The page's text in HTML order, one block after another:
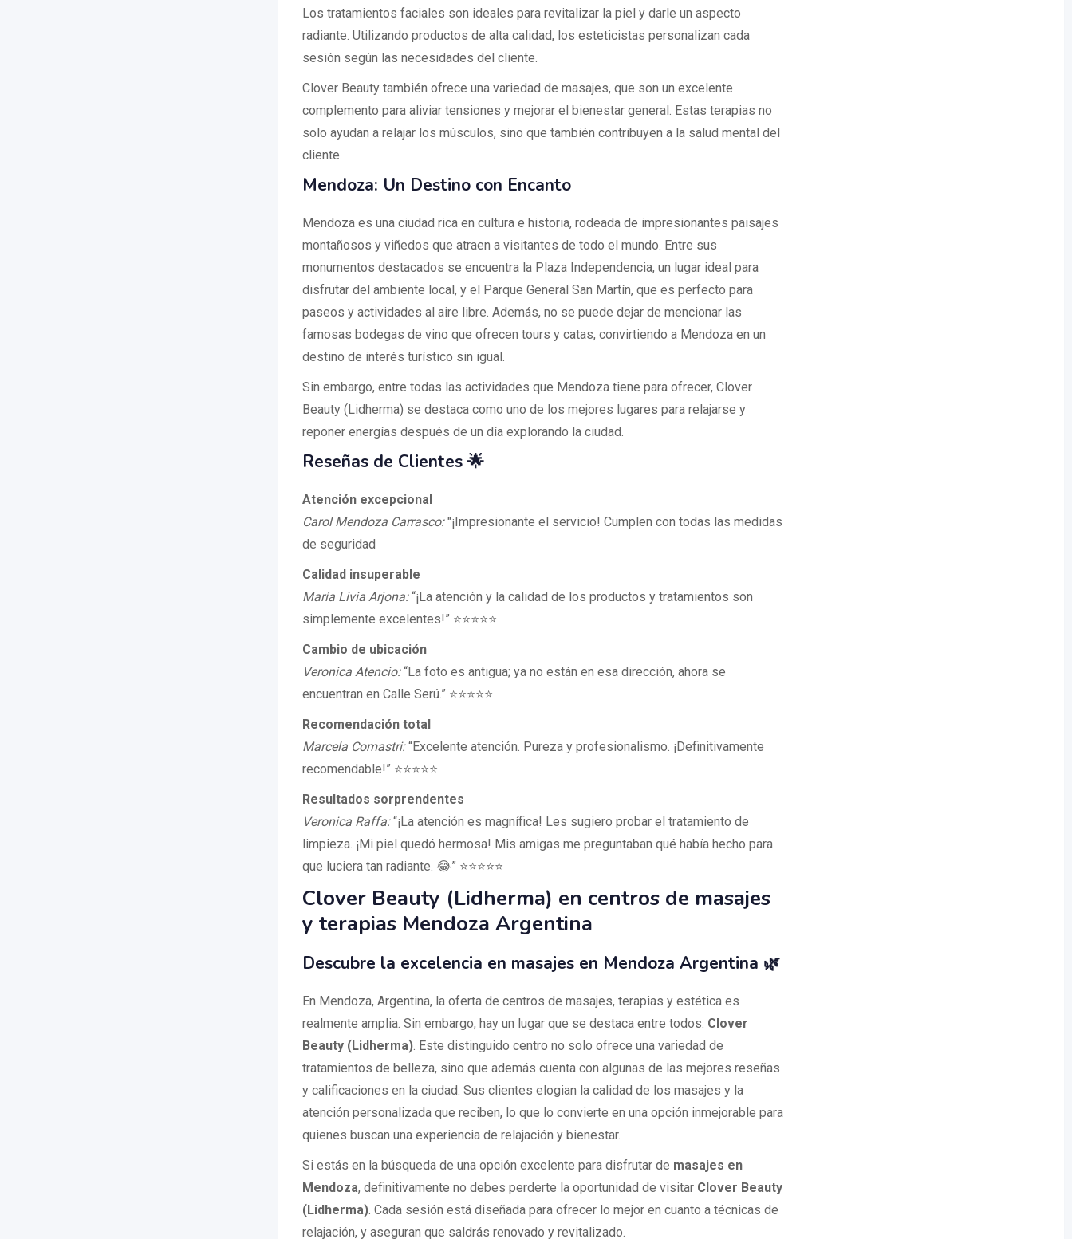
Los tratamientos faciales son ideales para revitalizar la piel y darle un aspecto
radiante. Utilizando productos de alta calidad, los esteticistas personalizan cada
sesión según las necesidades del cliente.
Clover Beauty también ofrece una variedad de masajes, que son un excelente
complemento para aliviar tensiones y mejorar el bienestar general. Estas terapias no
solo ayudan a relajar los músculos, sino que también contribuyen a la salud mental del
cliente.
Mendoza: Un Destino con Encanto
Mendoza es una ciudad rica en cultura e historia, rodeada de impresionantes paisajes
montañosos y viñedos que atraen a visitantes de todo el mundo. Entre sus
monumentos destacados se encuentra la Plaza Independencia, un lugar ideal para
disfrutar del ambiente local, y el Parque General San Martín, que es perfecto para
paseos y actividades al aire libre. Además, no se puede dejar de mencionar las
famosas bodegas de vino que ofrecen tours y catas, convirtiendo a Mendoza en un
destino de interés turístico sin igual.
Sin embargo, entre todas las actividades que Mendoza tiene para ofrecer, Clover
Beauty (Lidherma) se destaca como uno de los mejores lugares para relajarse y
reponer energías después de un día explorando la ciudad.
Reseñas de Clientes 🌟
Atención excepcional
Carol Mendoza Carrasco:"¡Impresionante el servicio! Cumplen con todas las medidas
de seguridad
Calidad insuperable
María Livia Arjona:“¡La atención y la calidad de los productos y tratamientos son
simplemente excelentes!” ⭐⭐⭐⭐⭐
Cambio de ubicación
Veronica Atencio:“La foto es antigua; ya no están en esa dirección, ahora se
encuentran en Calle Serú.” ⭐⭐⭐⭐⭐
Recomendación total
Marcela Comastri:“Excelente atención. Pureza y profesionalismo. ¡Definitivamente
recomendable!” ⭐⭐⭐⭐⭐
Resultados sorprendentes
Veronica Raffa:“¡La atención es magnífica! Les sugiero probar el tratamiento de
limpieza. ¡Mi piel quedó hermosa! Mis amigas me preguntaban qué había hecho para
que luciera tan radiante. 😂” ⭐⭐⭐⭐⭐
Clover Beauty (Lidherma) en centros de masajes
y terapias Mendoza Argentina
Descubre la excelencia en masajes en Mendoza Argentina 🌿
En Mendoza, Argentina, la oferta de centros de masajes, terapias y estética es
realmente amplia. Sin embargo, hay un lugar que se destaca entre todos: Clover
Beauty (Lidherma). Este distinguido centro no solo ofrece una variedad de
tratamientos de belleza, sino que además cuenta con algunas de las mejores reseñas
y calificaciones en la ciudad. Sus clientes elogian la calidad de los masajes y la
atención personalizada que reciben, lo que lo convierte en una opción inmejorable para
quienes buscan una experiencia de relajación y bienestar.
Si estás en la búsqueda de una opción excelente para disfrutar de masajes en
Mendoza, definitivamente no debes perderte la oportunidad de visitar Clover Beauty
(Lidherma). Cada sesión está diseñada para ofrecer lo mejor en cuanto a técnicas de
relajación, y aseguran que saldrás renovado y revitalizado.